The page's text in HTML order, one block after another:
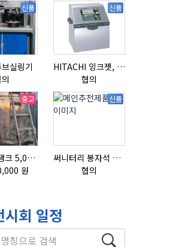
신품
실링기
신품
HITACHI 잉크젯, RX2-BD160S
협의
중고
삼중교반탱크 5,000L
원
신품
써니터리 봉자석 세트 SPECIAL , 봉자석 , 자석봉 , 호퍼용자석 , 전자석
협의
시회 일정